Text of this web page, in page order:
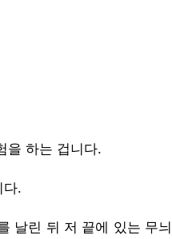
을 하는 겁니다.
다.
날린 뒤 저 끝에 있는 무늬